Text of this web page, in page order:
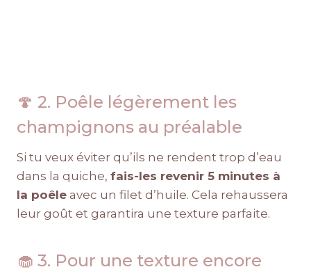
🍄 2. Poêle légèrement les
champignons au préalable
Si tu veux éviter qu’ils ne rendent trop d’eau
dans la quiche, fais-les revenir 5 minutes à
la poêle avec un filet d’huile. Cela rehaussera
leur goût et garantira une texture parfaite.
🧁 3. Pour une texture encore